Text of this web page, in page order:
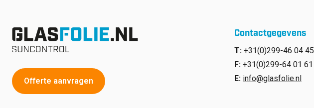
Offerte aanvragen
Contactgegevens
T: +31(0)299-46 04 45
F: +31(0)299-64 01 61
E: info@glasfolie.nl